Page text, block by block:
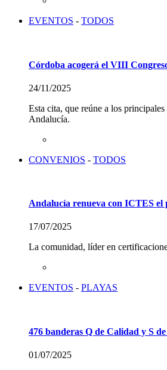
EVENTOS - TODOS
Córdoba acogerá el VIII
24/11/2025
Esta cita, que reúne a los
Andalucía.
CONVENIOS - TODOS
Andalucía renueva con ICTES el
17/07/2025
La comunidad, líder en
EVENTOS - PLAYAS
476 banderas Q de Calidad y S
01/07/2025